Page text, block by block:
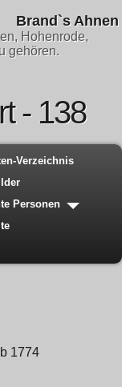
Brand`s Ahnen
Hohenrode,
gehören.
- 138
Verzeichnis
Personen
1774